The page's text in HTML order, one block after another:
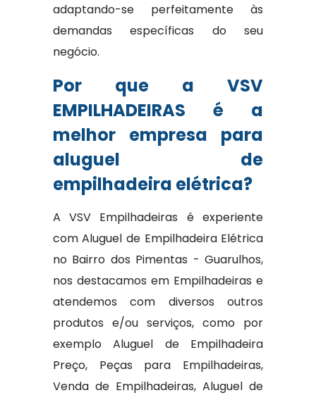
adaptando-se perfeitamente às
demandas específicas do seu
negócio.
Por que a VSV
EMPILHADEIRAS é a
melhor empresa para
aluguel de
empilhadeira elétrica?
A VSV Empilhadeiras é experiente
com Aluguel de Empilhadeira Elétrica
no Bairro dos Pimentas - Guarulhos,
nos destacamos em Empilhadeiras e
atendemos com diversos outros
produtos e/ou serviços, como por
exemplo Aluguel de Empilhadeira
Preço, Peças para Empilhadeiras,
Venda de Empilhadeiras, Aluguel de